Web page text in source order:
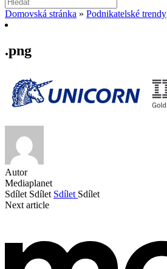
Domovská stránka » Podnikatelské trendy
.png
Autor
Mediaplanet
Sdílet Sdílet Sdílet Sdílet
Next article